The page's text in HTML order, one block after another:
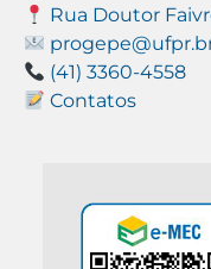
Rua Doutor
(41) 3360-4558
Contatos